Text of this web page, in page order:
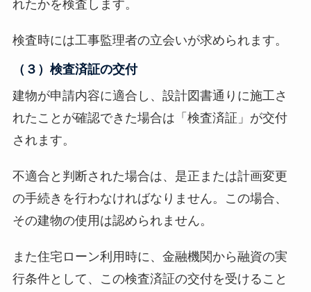
れたかを検査します。
検査時には工事監理者の立会いが求められます。
（３）検査済証の交付
建物が申請内容に適合し、設計図書通りに施工さ
れたことが確認できた場合は「検査済証」が交付
されます。
不適合と判断された場合は、是正または計画変更
の手続きを行わなければなりません。この場合、
その建物の使用は認められません。
また住宅ローン利用時に、金融機関から融資の実
行条件として、この検査済証の交付を受けること